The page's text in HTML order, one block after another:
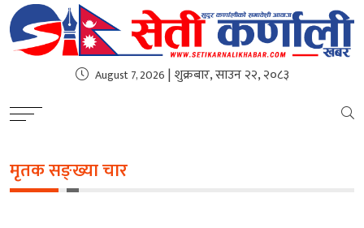
August 7, 2026 | शुक्रबार, साउन २२, २०८३
मृतक सङ्ख्या चार